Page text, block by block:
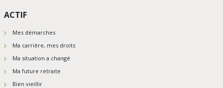
ACTIF
Mes démarches
Ma carrière, mes droits
Ma situation a changé
Ma future retraite
Bien vieillir